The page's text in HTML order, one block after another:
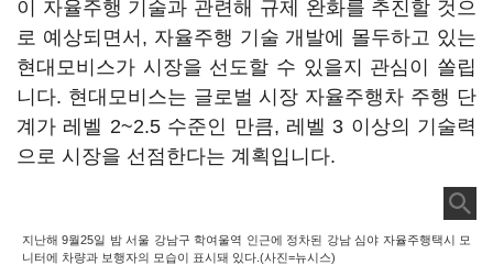
이 자율주행 기술과 관련해 규제 완화를 추진할 것으
로 예상되면서, 자율주행 기술 개발에 몰두하고 있는
현대모비스가 시장을 선도할 수 있을지 관심이 쏠립
니다. 현대모비스는 글로벌 시장 자율주행차 주행 단
계가 레벨 2~2.5 수준인 만큼, 레벨 3 이상의 기술력
으로 시장을 선점한다는 계획입니다.
지난해 9월25일 밤 서울 강남구 학여울역 인근에 정차된 강남 심야 자율주행택시 모
니터에 차량과 보행자의 모습이 표시돼 있다.(사진=뉴시스)